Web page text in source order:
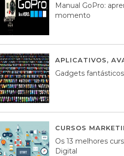
Manual GoPro:
momento
APLICATIVOS,
Gadgets
CURSOS
Os 13 melhores
Digital